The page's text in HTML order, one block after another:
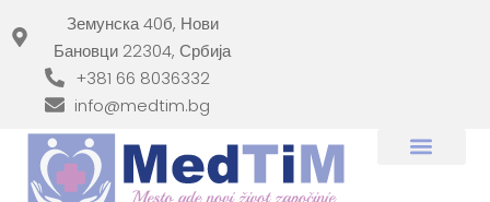
Земунска 40б, Нови
Бановци 22304, Србија
+381 66 8036332
info@medtim.bg